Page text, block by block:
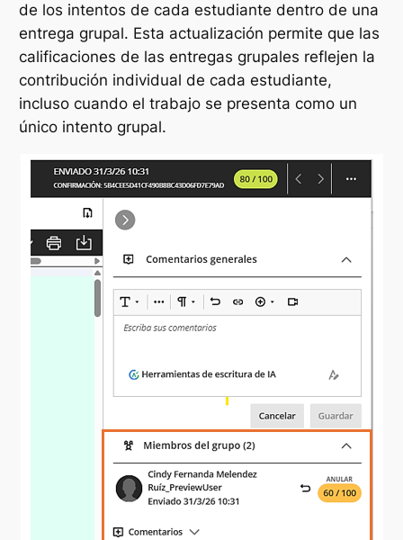
de los intentos de cada estudiante dentro de una
entrega grupal. Esta actualización permite que las
calificaciones de las entregas grupales reflejen la
contribución individual de cada estudiante,
incluso cuando el trabajo se presenta como un
único intento grupal.